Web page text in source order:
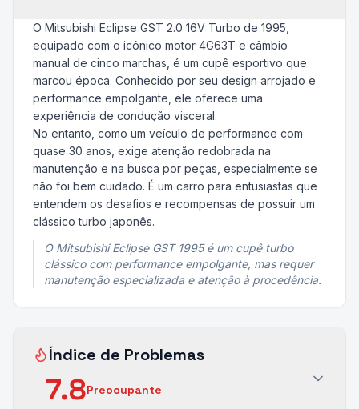
O Mitsubishi Eclipse GST 2.0 16V Turbo de 1995,
equipado com o icônico motor 4G63T e câmbio
manual de cinco marchas, é um cupê esportivo que
marcou época. Conhecido por seu design arrojado e
performance empolgante, ele oferece uma
experiência de condução visceral.
No entanto, como um veículo de performance com
quase 30 anos, exige atenção redobrada na
manutenção e na busca por peças, especialmente se
não foi bem cuidado. É um carro para entusiastas que
entendem os desafios e recompensas de possuir um
clássico turbo japonês.
O Mitsubishi Eclipse GST 1995 é um cupê turbo
clássico com performance empolgante, mas requer
manutenção especializada e atenção à procedência.
Índice de Problemas
7.8Preocupante